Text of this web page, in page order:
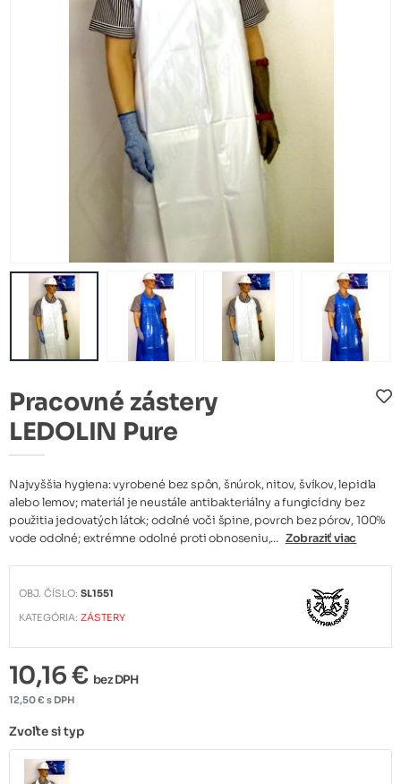
Pracovné zástery
LEDOLIN Pure
Najvyššia hygiena: vyrobené bez spôn, šnúrok, nitov, švíkov, lepidla
alebo lemov; materiál je neustále antibakteriálny a fungicídny bez
použitia jedovatých látok; odolné voči špine, povrch bez pórov, 100%
vode odolné; extrémne odolné proti obnoseniu,... Zobraziť viac
OBJ. ČÍSLO:SL1551
KATEGÓRIA:ZÁSTERY
10,16 € bez DPH
12,50 € s DPH
Zvoľte si typ